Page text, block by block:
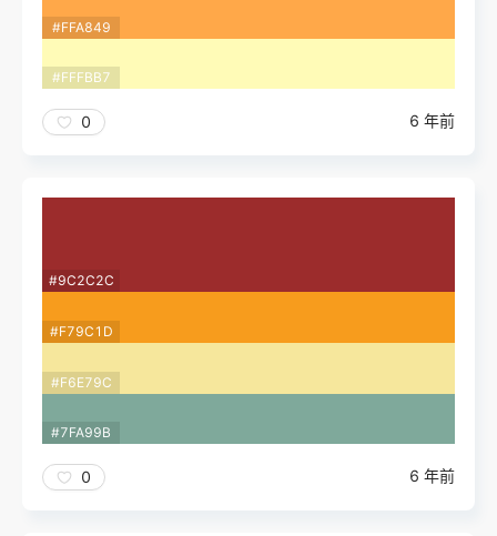
#FFA849
#FFFBB7
0 6 年前
#9C2C2C
#F79C1D
#F6E79C
#7FA99B
0 6 年前